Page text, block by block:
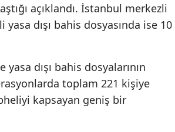
açıklandı. İstanbul merkezli
dışı bahis dosyasında ise 10
dışı bahis dosyalarının
toplam 221 kişiye
kapsayan geniş bir